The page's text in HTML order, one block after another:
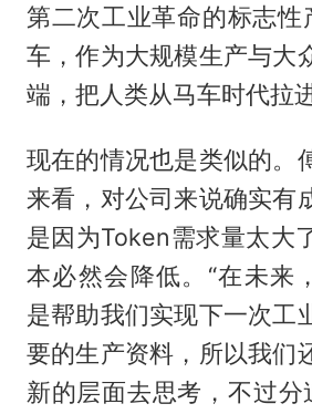
第二次工业革命的标志性
车，作为大规模生产与大
端，把人类从马车时代拉
现在的情况也是类似的。
来看，对公司来说确实有
是因为Token需求量太大
本必然会降低。“在未来
是帮助我们实现下一次工
要的生产资料，所以我们
新的层面去思考，不过分